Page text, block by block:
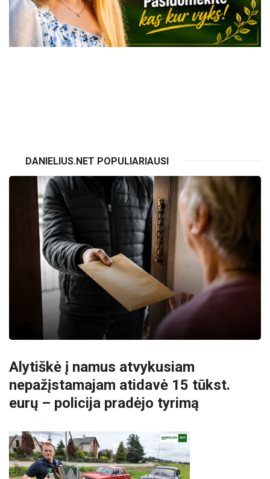
DANIELIUS.NET POPULIARIAUSI
Alytiškė į namus atvykusiam
nepažįstamajam atidavė 15 tūkst.
eurų – policija pradėjo tyrimą